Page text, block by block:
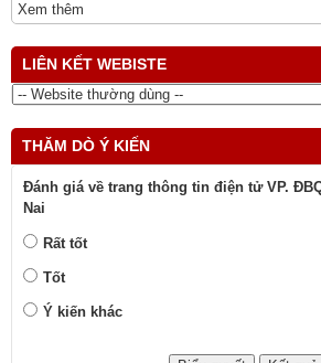
Xem thêm
LIÊN KẾT WEBISTE
THĂM DÒ Ý KIẾN
Đánh giá về trang thông tin điện tử VP.
Nai
Rất tốt
Tốt
Ý kiến khác